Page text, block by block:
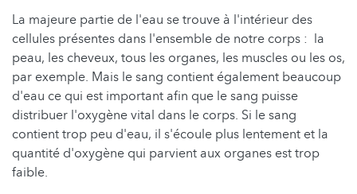
La majeure partie de l'eau se trouve à l'intérieur des
cellules présentes dans l'ensemble de notre corps : la
peau, les cheveux, tous les organes, les muscles ou les os,
par exemple. Mais le sang contient également beaucoup
d'eau ce qui est important afin que le sang puisse
distribuer l'oxygène vital dans le corps. Si le sang
contient trop peu d'eau, il s'écoule plus lentement et la
quantité d'oxygène qui parvient aux organes est trop
faible.